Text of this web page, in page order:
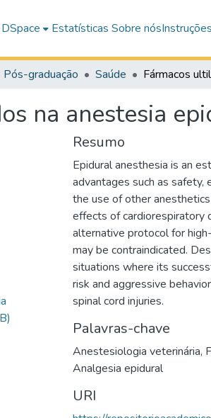
Estatísticas Sobre nósInstruções
Pós-graduação Saúde
na anestesia
Resumo
Epidural anesthesia is an
advantages such as safety,
the use of other
effects of cardiorespiratory
alternative protocol for
may be contraindicated.
situations where its
risk and aggressive
spinal cord injuries.
Palavras-chave
Anestesiologia veterinária,
Analgesia epidural
URI